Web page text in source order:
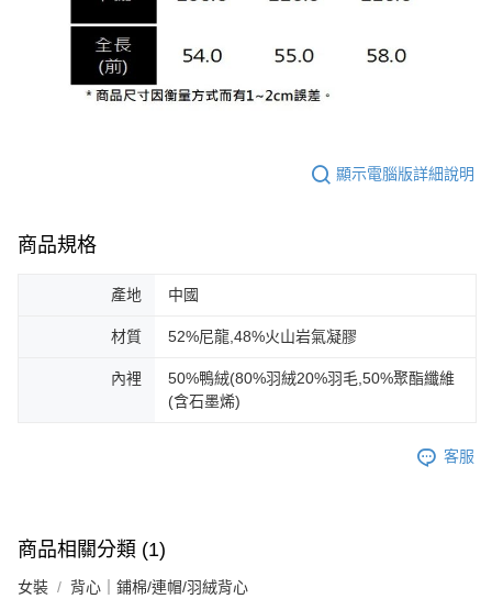
顯示電腦版詳細說明
商品規格
產地 中國
材質 52%尼龍,48%火山岩氣凝膠
內裡
50%鴨絨(80%羽絨20%羽毛,50%聚酯纖維
(含石墨烯)
客服
商品相關分類 (1)
女裝 背心｜鋪棉/連帽/羽絨背心